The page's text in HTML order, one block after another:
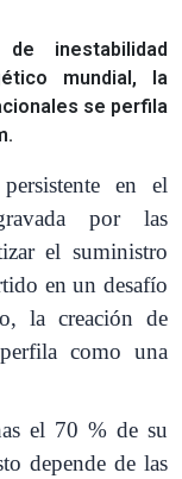
inestabilidad
mundial, la
se perfila
en el
por las
el suministro
en un desafío
la creación de
perfila como una
el 70 % de su
depende de las